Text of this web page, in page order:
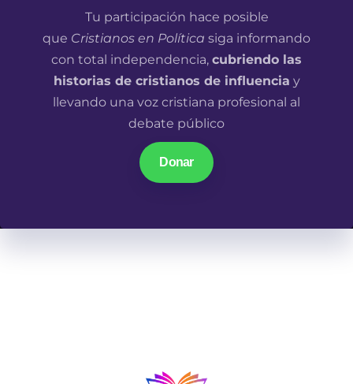
Tu participación hace posible
que Cristianos en Política siga informando
con total independencia, cubriendo las
historias de cristianos de influencia y
llevando una voz cristiana profesional al
debate público
Donar